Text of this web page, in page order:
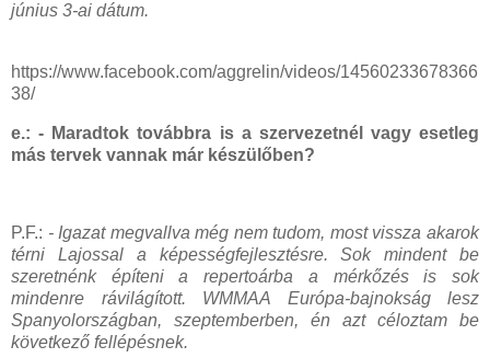
június 3-ai dátum.
https://www.facebook.com/aggrelin/videos/14560233678366
38/
e.: - Maradtok továbbra is a szervezetnél vagy esetleg
más tervek vannak már készülőben?
P.F.: - Igazat megvallva még nem tudom, most vissza akarok
térni Lajossal a képességfejlesztésre. Sok mindent be
szeretnénk építeni a repertoárba a mérkőzés is sok
mindenre rávilágított. WMMAA Európa-bajnokság lesz
Spanyolországban, szeptemberben, én azt céloztam be
következő fellépésnek.